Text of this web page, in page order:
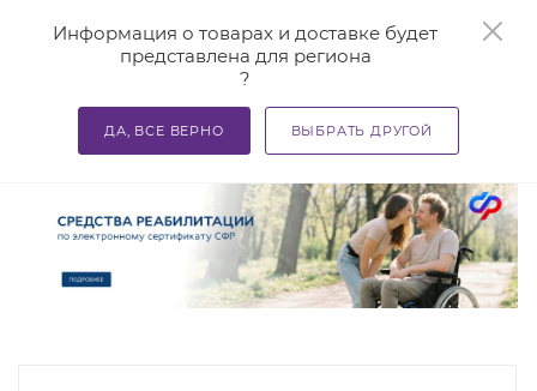
Информация о товарах и доставке будет
представлена для региона
?
ДА, ВСЕ ВЕРНО ВЫБРАТЬ ДРУГОЙ
Главная — Каталог — Средства реабилитации —
Поручни в Оренбурге